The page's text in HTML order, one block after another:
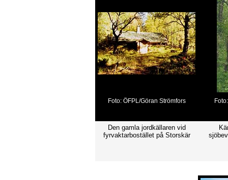
Foto: ÖFPL/Göran Strömfors
Den gamla jordkällaren vid
fyrvaktarbostället på Storskär